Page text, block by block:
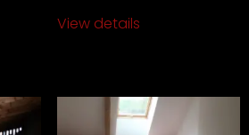
View details